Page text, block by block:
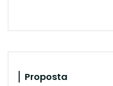
Proposta